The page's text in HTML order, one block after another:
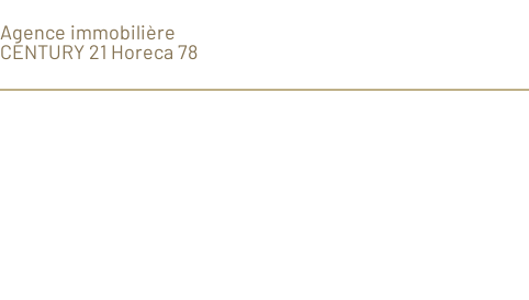
Agence immobilière
CENTURY 21 Horeca 78